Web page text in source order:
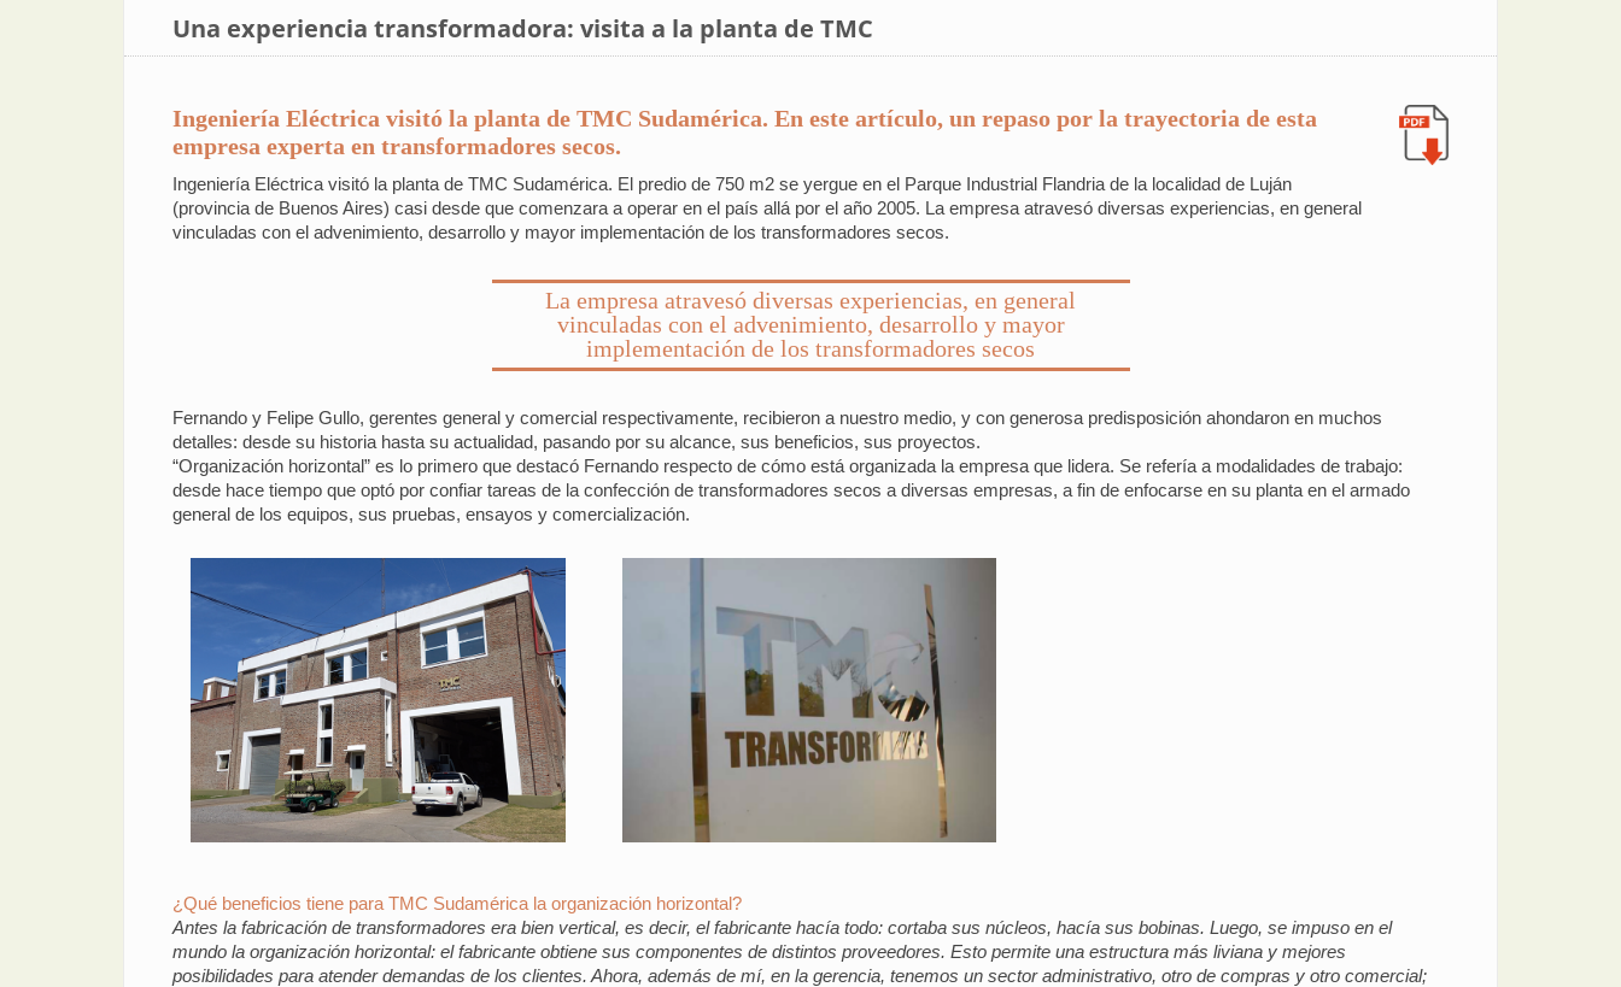
Una experiencia transformadora: visita a la planta de TMC
Ingeniería Eléctrica visitó la planta de TMC Sudamérica. En este artículo, un repaso por la trayectoria de esta
empresa experta en transformadores secos.
Ingeniería Eléctrica visitó la planta de TMC Sudamérica. El predio de 750 m2 se yergue en el Parque Industrial Flandria de la localidad de Luján
(provincia de Buenos Aires) casi desde que comenzara a operar en el país allá por el año 2005. La empresa atravesó diversas experiencias, en general
vinculadas con el advenimiento, desarrollo y mayor implementación de los transformadores secos.
La empresa atravesó diversas experiencias, en general
vinculadas con el advenimiento, desarrollo y mayor
implementación de los transformadores secos
Fernando y Felipe Gullo, gerentes general y comercial respectivamente, recibieron a nuestro medio, y con generosa predisposición ahondaron en muchos
detalles: desde su historia hasta su actualidad, pasando por su alcance, sus beneficios, sus proyectos.
“Organización horizontal” es lo primero que destacó Fernando respecto de cómo está organizada la empresa que lidera. Se refería a modalidades de trabajo:
desde hace tiempo que optó por confiar tareas de la confección de transformadores secos a diversas empresas, a fin de enfocarse en su planta en el armado
general de los equipos, sus pruebas, ensayos y comercialización.
¿Qué beneficios tiene para TMC Sudamérica la organización horizontal?
Antes la fabricación de transformadores era bien vertical, es decir, el fabricante hacía todo: cortaba sus núcleos, hacía sus bobinas. Luego, se impuso en el
mundo la organización horizontal: el fabricante obtiene sus componentes de distintos proveedores. Esto permite una estructura más liviana y mejores
posibilidades para atender demandas de los clientes. Ahora, además de mí, en la gerencia, tenemos un sector administrativo, otro de compras y otro comercial;